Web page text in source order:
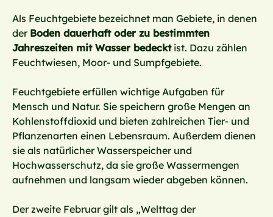
Als Feuchtgebiete bezeichnet man Gebiete, in denen
der Boden dauerhaft oder zu bestimmten
Jahreszeiten mit Wasser bedecktist. Dazu zählen
Feuchtwiesen, Moor- und Sumpfgebiete.
Feuchtgebiete erfüllen wichtige Aufgaben für
Mensch und Natur. Sie speichern große Mengen an
Kohlenstoffdioxid und bieten zahlreichen Tier- und
Pflanzenarten einen Lebensraum. Außerdem dienen
sie als natürlicher Wasserspeicher und
Hochwasserschutz, da sie große Wassermengen
aufnehmen und langsam wieder abgeben können.
Der zweite Februar gilt als „Welttag der